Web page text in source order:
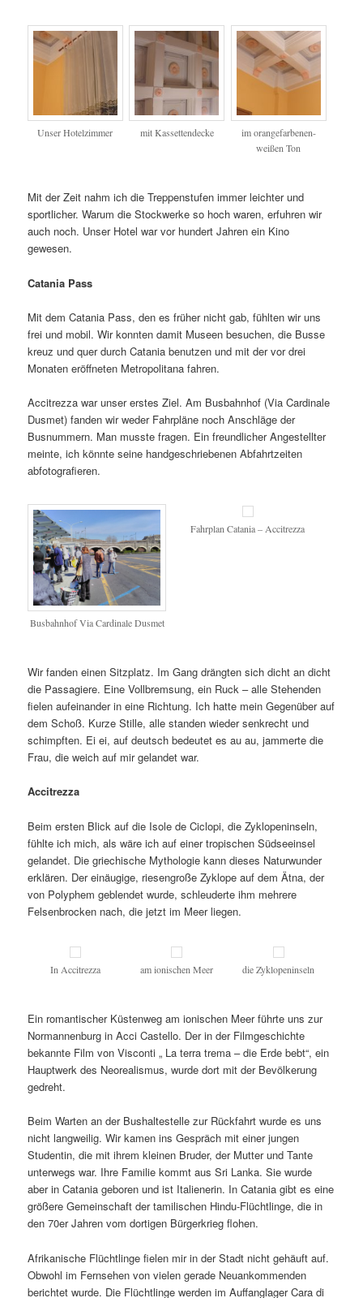
Unser Hotelzimmer mit Kassettendecke
im orangefarbenen-
weißen Ton
Mit der Zeit nahm ich die Treppenstufen immer leichter und
sportlicher. Warum die Stockwerke so hoch waren, erfuhren wir
auch noch. Unser Hotel war vor hundert Jahren ein Kino
gewesen.
Catania Pass
Mit dem Catania Pass, den es früher nicht gab, fühlten wir uns
frei und mobil. Wir konnten damit Museen besuchen, die Busse
kreuz und quer durch Catania benutzen und mit der vor drei
Monaten eröffneten Metropolitana fahren.
Accitrezza war unser erstes Ziel. Am Busbahnhof (Via Cardinale
Dusmet) fanden wir weder Fahrpläne noch Anschläge der
Busnummern. Man musste fragen. Ein freundlicher Angestellter
meinte, ich könnte seine handgeschriebenen Abfahrtzeiten
abfotografieren.
Busbahnhof Via Cardinale Dusmet
Fahrplan Catania – Accitrezza
Wir fanden einen Sitzplatz. Im Gang drängten sich dicht an dicht
die Passagiere. Eine Vollbremsung, ein Ruck – alle Stehenden
fielen aufeinander in eine Richtung. Ich hatte mein Gegenüber auf
dem Schoß. Kurze Stille, alle standen wieder senkrecht und
schimpften. Ei ei, auf deutsch bedeutet es au au, jammerte die
Frau, die weich auf mir gelandet war.
Accitrezza
Beim ersten Blick auf die Isole de Ciclopi, die Zyklopeninseln,
fühlte ich mich, als wäre ich auf einer tropischen Südseeinsel
gelandet. Die griechische Mythologie kann dieses Naturwunder
erklären. Der einäugige, riesengroße Zyklope auf dem Ätna, der
von Polyphem geblendet wurde, schleuderte ihm mehrere
Felsenbrocken nach, die jetzt im Meer liegen.
In Accitrezza am ionischen Meer die Zyklopeninseln
Ein romantischer Küstenweg am ionischen Meer führte uns zur
Normannenburg in Acci Castello. Der in der Filmgeschichte
bekannte Film von Visconti „ La terra trema – die Erde bebt“, ein
Hauptwerk des Neorealismus, wurde dort mit der Bevölkerung
gedreht.
Beim Warten an der Bushaltestelle zur Rückfahrt wurde es uns
nicht langweilig. Wir kamen ins Gespräch mit einer jungen
Studentin, die mit ihrem kleinen Bruder, der Mutter und Tante
unterwegs war. Ihre Familie kommt aus Sri Lanka. Sie wurde
aber in Catania geboren und ist Italienerin. In Catania gibt es eine
größere Gemeinschaft der tamilischen Hindu-Flüchtlinge, die in
den 70er Jahren vom dortigen Bürgerkrieg flohen.
Afrikanische Flüchtlinge fielen mir in der Stadt nicht gehäuft auf.
Obwohl im Fernsehen von vielen gerade Neuankommenden
berichtet wurde. Die Flüchtlinge werden im Auffanglager Cara di